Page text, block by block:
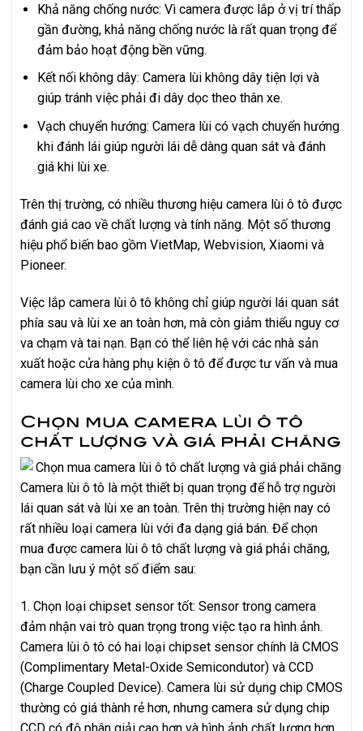
Khả năng chống nước: Vì camera được lắp ở vị trí thấp
gần đường, khả năng chống nước là rất quan trọng để
đảm bảo hoạt động bền vững.
Kết nối không dây: Camera lùi không dây tiện lợi và
giúp tránh việc phải đi dây dọc theo thân xe.
Vạch chuyển hướng: Camera lùi có vạch chuyển hướng
khi đánh lái giúp người lái dễ dàng quan sát và đánh
giá khi lùi xe.
Trên thị trường, có nhiều thương hiệu camera lùi ô tô được
đánh giá cao về chất lượng và tính năng. Một số thương
hiệu phổ biến bao gồm VietMap, Webvision, Xiaomi và
Pioneer.
Việc lắp camera lùi ô tô không chỉ giúp người lái quan sát
phía sau và lùi xe an toàn hơn, mà còn giảm thiểu nguy cơ
va chạm và tai nạn. Bạn có thể liên hệ với các nhà sản
xuất hoặc cửa hàng phụ kiện ô tô để được tư vấn và mua
camera lùi cho xe của mình.
Chọn mua camera lùi ô tô
chất lượng và giá phải chăng
Camera lùi ô tô là một thiết bị quan trọng để hỗ trợ người
lái quan sát và lùi xe an toàn. Trên thị trường hiện nay có
rất nhiều loại camera lùi với đa dạng giá bán. Để chọn
mua được camera lùi ô tô chất lượng và giá phải chăng,
bạn cần lưu ý một số điểm sau:
1. Chọn loại chipset sensor tốt: Sensor trong camera
đảm nhận vai trò quan trọng trong việc tạo ra hình ảnh.
Camera lùi ô tô có hai loại chipset sensor chính là CMOS
(Complimentary Metal-Oxide Semicondutor) và CCD
(Charge Coupled Device). Camera lùi sử dụng chip CMOS
thường có giá thành rẻ hơn, nhưng camera sử dụng chip